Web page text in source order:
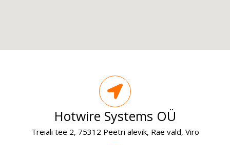
Hotwire Systems OÜ
Treiali tee 2, 75312 Peetri alevik, Rae vald, Viro